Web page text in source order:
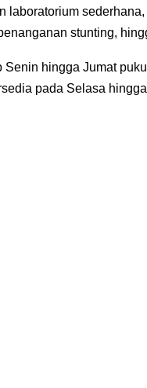
laboratorium
stunting,
hingga Jumat
pada Selasa